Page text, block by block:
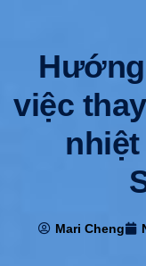
việc
Mari Cheng